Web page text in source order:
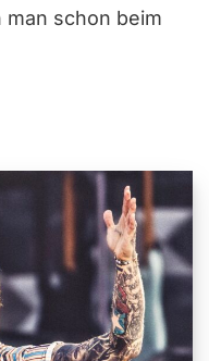
schon beim